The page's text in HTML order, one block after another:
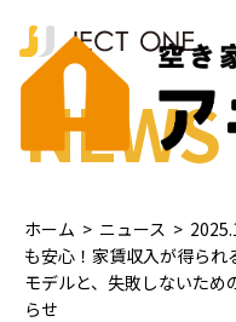
NEWS
ホーム > ニュース >
も安心！家賃収入が得ら
モデルと、失敗しないた
らせ